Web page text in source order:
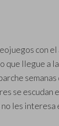
con
que llegue a
se escudan
les interesa